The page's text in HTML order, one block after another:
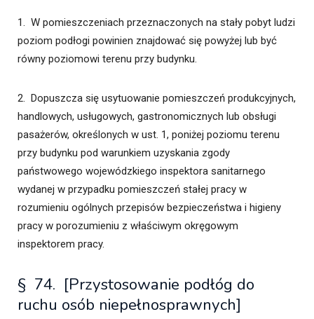
1. W pomieszczeniach przeznaczonych na stały pobyt ludzi
poziom podłogi powinien znajdować się powyżej lub być
równy poziomowi terenu przy budynku.
2. Dopuszcza się usytuowanie pomieszczeń produkcyjnych,
handlowych, usługowych, gastronomicznych lub obsługi
pasażerów, określonych w ust. 1, poniżej poziomu terenu
przy budynku pod warunkiem uzyskania zgody
państwowego wojewódzkiego inspektora sanitarnego
wydanej w przypadku pomieszczeń stałej pracy w
rozumieniu ogólnych przepisów bezpieczeństwa i higieny
pracy w porozumieniu z właściwym okręgowym
inspektorem pracy.
§ 74. [Przystosowanie podłóg do
ruchu osób niepełnosprawnych]